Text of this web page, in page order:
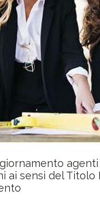
ai sensi del Titolo
80,00€